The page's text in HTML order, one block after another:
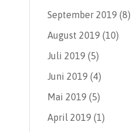
September 2019 (8)
August 2019 (10)
Juli 2019 (5)
Juni 2019 (4)
Mai 2019 (5)
April 2019 (1)